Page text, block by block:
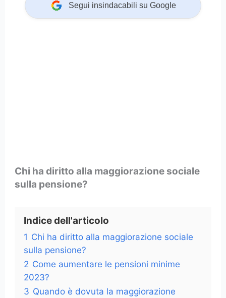
Segui insindacabili su Google
Chi ha diritto alla maggiorazione sociale
sulla pensione?
Indice dell'articolo
1 Chi ha diritto alla maggiorazione sociale
sulla pensione?
2 Come aumentare le pensioni minime
2023?
3 Quando è dovuta la maggiorazione